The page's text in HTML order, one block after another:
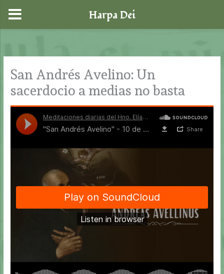
contenido
San Andrés Avelino: Un
sacerdocio a medias no basta
Harpa Dei